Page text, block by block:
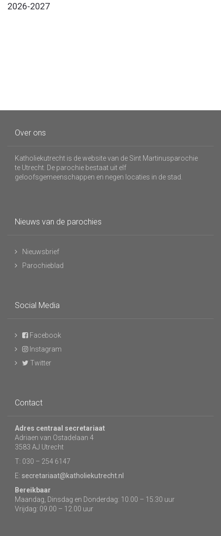
2026-2027
Over ons
Katholiekutrecht is de website van de Sint Martinusparochie
te Utrecht. De parochie bestaat uit elf
geloofsgemeenschappen en negen locaties in de stad.
Nieuws van de parochies
Nieuwsbrief
Parochieblad
Social Media
Facebook
Instagram
Twitter
Contact
Adres centraal secretariaat
Adriaen van Ostadelaan 4
3583 AJ Utrecht
T: 030 – 254 6147
E: secretariaat@katholiekutrecht.nl
Bereikbaar
Maandag, Dinsdag en Donderdag: 10.00 – 15.30 uur
Vrijdag: 09.00 – 12.00 uur